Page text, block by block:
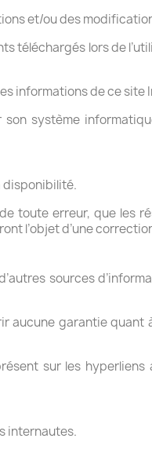
et/ou des
téléchargés lors de
informations de ce site
son système
disponibilité.
toute erreur, que les
l’objet d’une
sources
aucune garantie quant
sur les hyperliens
internautes.